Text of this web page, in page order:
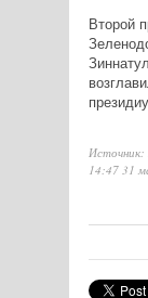
Второй
14:47 31